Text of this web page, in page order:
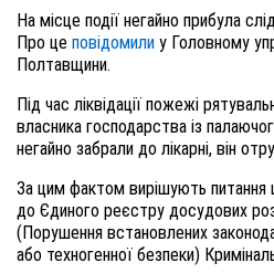
На місце події негайно прибула
Про це повідомили у Головному
Полтавщини.
Під час ліквідації пожежі
власника господарства із
негайно забрали до лікарні, він
За цим фактом вирішують
до Єдиного реєстру досудових
(Порушення встановлених
або техногенної безпеки)